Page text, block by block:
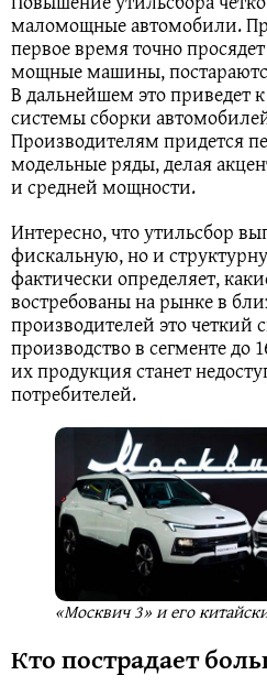
маломощные автомобили.
первое время точно
мощные машины,
В дальнейшем это приведет
системы сборки
Производителям придется
модельные ряды, делая
и средней мощности.
Интересно, что утильсбор
фискальную, но и
фактически определяет,
востребованы на рынке в
производителей это четкий
производство в сегменте до
их продукция станет
потребителей.
«Москвич 3» и его
Кто пострадает